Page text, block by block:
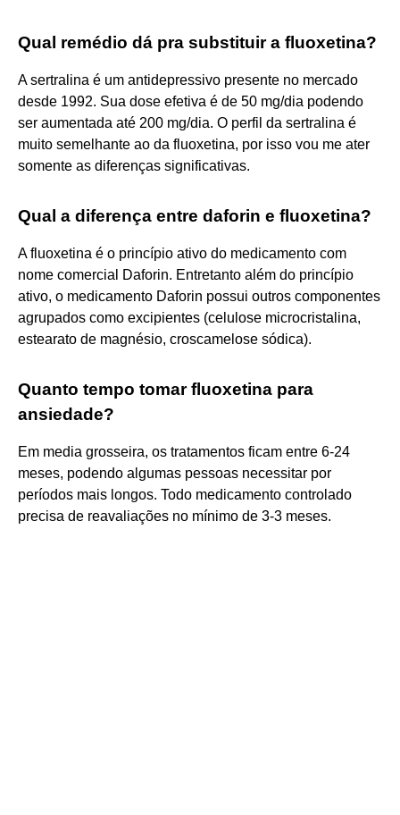
Qual remédio dá pra substituir a fluoxetina?
A sertralina é um antidepressivo presente no mercado
desde 1992. Sua dose efetiva é de 50 mg/dia podendo
ser aumentada até 200 mg/dia. O perfil da sertralina é
muito semelhante ao da fluoxetina, por isso vou me ater
somente as diferenças significativas.
Qual a diferença entre daforin e fluoxetina?
A fluoxetina é o princípio ativo do medicamento com
nome comercial Daforin. Entretanto além do princípio
ativo, o medicamento Daforin possui outros componentes
agrupados como excipientes (celulose microcristalina,
estearato de magnésio, croscamelose sódica).
Quanto tempo tomar fluoxetina para
ansiedade?
Em media grosseira, os tratamentos ficam entre 6-24
meses, podendo algumas pessoas necessitar por
períodos mais longos. Todo medicamento controlado
precisa de reavaliações no mínimo de 3-3 meses.